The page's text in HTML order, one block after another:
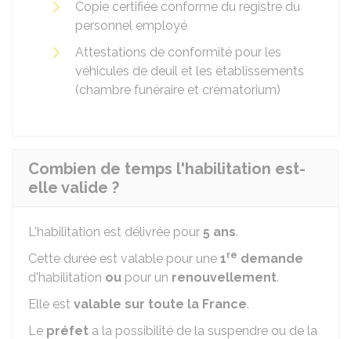
Copie certifiée conforme du registre du
personnel employé
Attestations de conformité pour les
véhicules de deuil et les établissements
(chambre funéraire et crématorium)
Combien de temps l'habilitation est-
elle valide ?
L'habilitation est délivrée pour 5 ans.
Cette durée est valable pour une 1re demande
d'habilitation ou pour un renouvellement.
Elle est valable sur toute la France.
Le préfet a la possibilité de la suspendre ou de la